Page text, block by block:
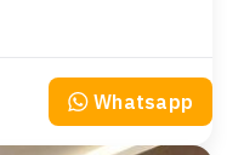
Whatsapp